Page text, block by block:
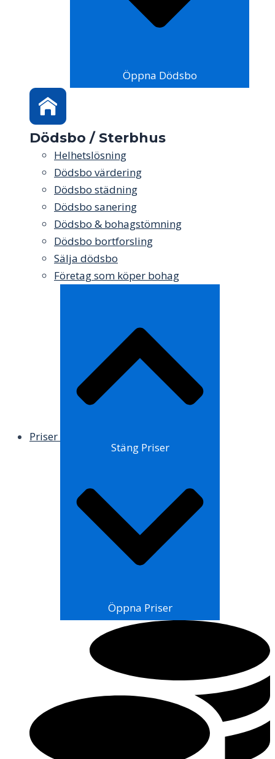
Öppna Dödsbo
Dödsbo / Sterbhus
Helhetslösning
Dödsbo värdering
Dödsbo städning
Dödsbo sanering
Dödsbo & bohagstömning
Dödsbo bortforsling
Sälja dödsbo
Företag som köper bohag
Priser
Stäng Priser
Öppna Priser